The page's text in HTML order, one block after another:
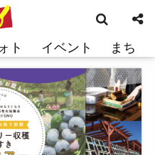
ト イベント まち
索